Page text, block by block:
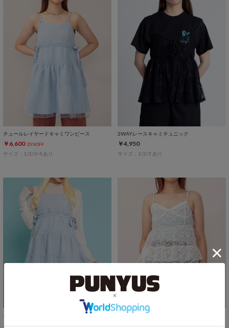
チュールレイヤードキャミワンピース
￥6,600 25%OFF
サイズ：1/2/3/4 あり
2WAYレースキャミチュニック
￥4,950
サイズ：1/2/3 あり
チュールレイヤードキャミワンピース
￥5,500 37%OFF ￥5,500 16%OFF